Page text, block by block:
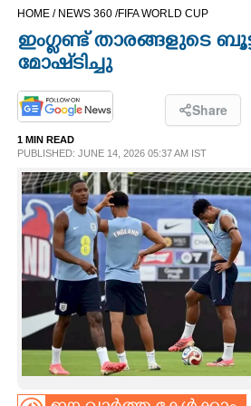
CINEMA
OPINION
PHOTOS
LIFESTYLE
SPIRITUAL
INFO+
ART
HOME / NEWS 360 /FIFA WORLD CUP
ഇംഗ്ലണ്ട് താരങ്ങളുടെ
മോഷ്‌ടിച്ചു
Share
1 MIN READ
PUBLISHED: JUNE 14, 2026 05:37 AM IST